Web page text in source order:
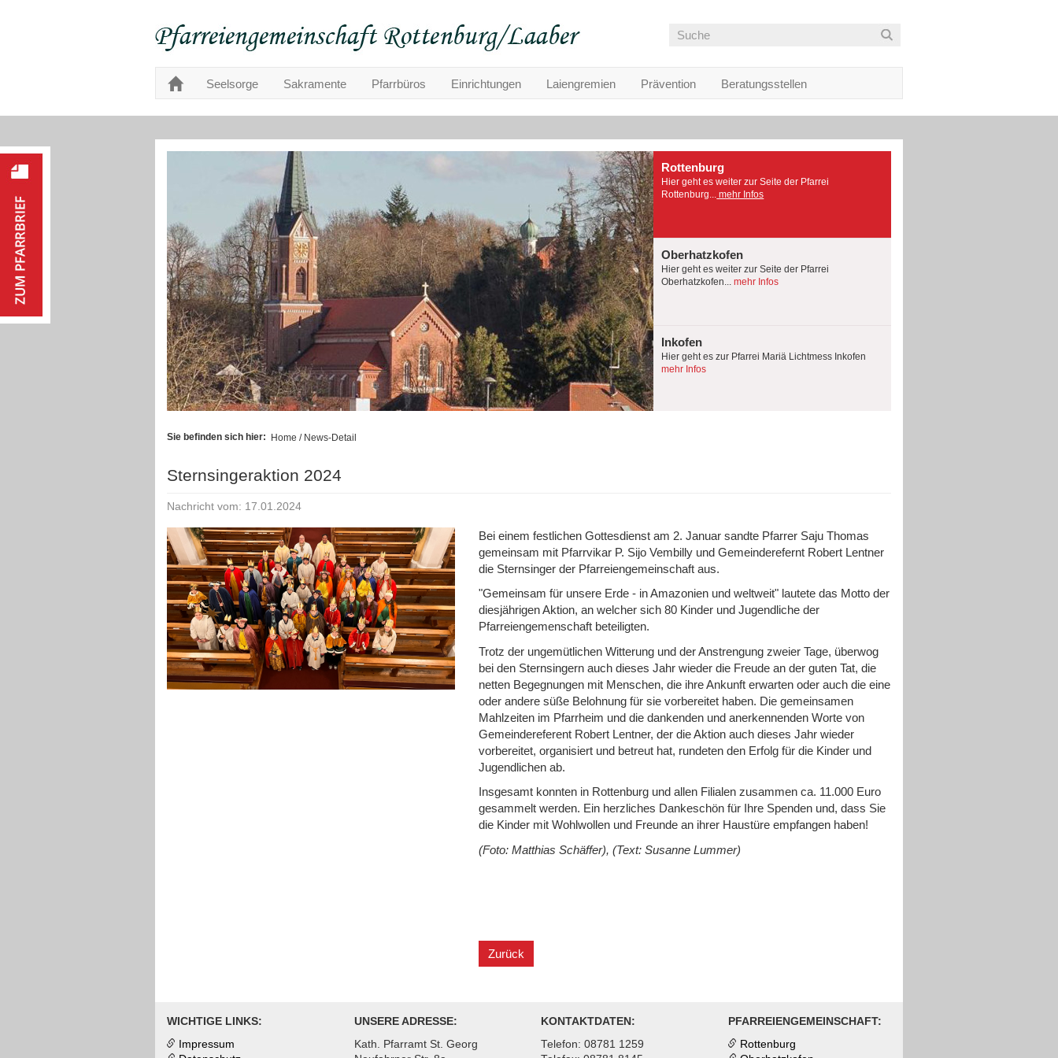
Seelsorge Sakramente Pfarrbüros Einrichtungen Laiengremien Prävention Beratungsstellen
Rottenburg
Hier geht es weiter zur Seite der Pfarrei
Rottenburg... mehr Infos
Oberhatzkofen
Hier geht es weiter zur Seite der Pfarrei
Oberhatzkofen... mehr Infos
Inkofen
Hier geht es zur Pfarrei Mariä Lichtmess Inkofen
mehr Infos
Sie befinden sich hier: Home / News-Detail
Sternsingeraktion 2024
Nachricht vom: 17.01.2024
Bei einem festlichen Gottesdienst am 2. Januar sandte Pfarrer Saju Thomas
gemeinsam mit Pfarrvikar P. Sijo Vembilly und Gemeinderefernt Robert Lentner
die Sternsinger der Pfarreiengemeinschaft aus.
"Gemeinsam für unsere Erde - in Amazonien und weltweit" lautete das Motto der
diesjährigen Aktion, an welcher sich 80 Kinder und Jugendliche der
Pfarreiengemenschaft beteiligten.
Trotz der ungemütlichen Witterung und der Anstrengung zweier Tage, überwog
bei den Sternsingern auch dieses Jahr wieder die Freude an der guten Tat, die
netten Begegnungen mit Menschen, die ihre Ankunft erwarten oder auch die eine
oder andere süße Belohnung für sie vorbereitet haben. Die gemeinsamen
Mahlzeiten im Pfarrheim und die dankenden und anerkennenden Worte von
Gemeindereferent Robert Lentner, der die Aktion auch dieses Jahr wieder
vorbereitet, organisiert und betreut hat, rundeten den Erfolg für die Kinder und
Jugendlichen ab.
Insgesamt konnten in Rottenburg und allen Filialen zusammen ca. 11.000 Euro
gesammelt werden. Ein herzliches Dankeschön für Ihre Spenden und, dass Sie
die Kinder mit Wohlwollen und Freunde an ihrer Haustüre empfangen haben!
(Foto: Matthias Schäffer), (Text: Susanne Lummer)
Zurück
WICHTIGE LINKS:
Impressum
UNSERE ADRESSE:
Kath. Pfarramt St. Georg
KONTAKTDATEN:
Telefon: 08781 1259
PFARREIENGEMEINSCHAFT:
Rottenburg